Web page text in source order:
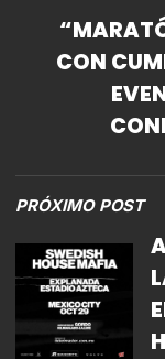
CON
PRÓXIMO POST